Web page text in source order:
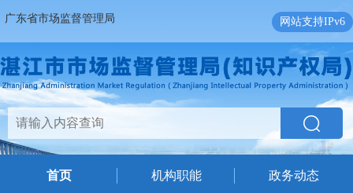
广东省市场监督管理局 网站支持IPv6
首页 机构职能
政务动态